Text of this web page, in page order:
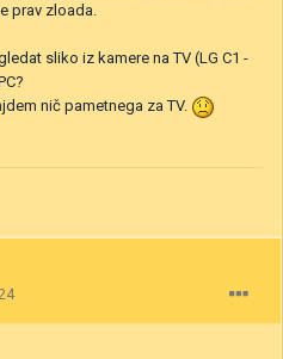
prav zloada.
sliko iz kamere na TV (LG C1 -
nič pametnega za TV.